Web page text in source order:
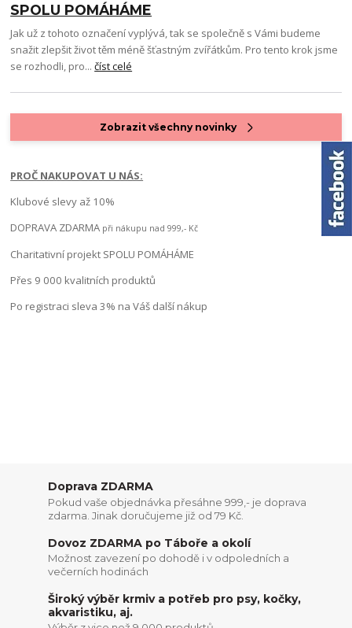
SPOLU POMÁHÁME
Jak už z tohoto označení vyplývá, tak se společně s Vámi budeme
snažit zlepšit život těm méně šťastným zvířátkům. Pro tento krok jsme
se rozhodli, pro...číst celé
Zobrazit všechny novinky
PROČ NAKUPOVAT U NÁS:
Klubové slevy až 10%
DOPRAVA ZDARMA při nákupu nad 999,- Kč
Charitativní projekt SPOLU POMÁHÁME
Přes 9 000 kvalitních produktů
Po registraci sleva 3% na Váš další nákup
Doprava ZDARMA
Pokud vaše objednávka přesáhne 999,- je doprava
zdarma. Jinak doručujeme již od 79 Kč.
Dovoz ZDARMA po Táboře a okolí
Možnost zavezení po dohodě i v odpoledních a
večerních hodinách
Široký výběr krmiv a potřeb pro psy, kočky,
akvaristiku, aj.